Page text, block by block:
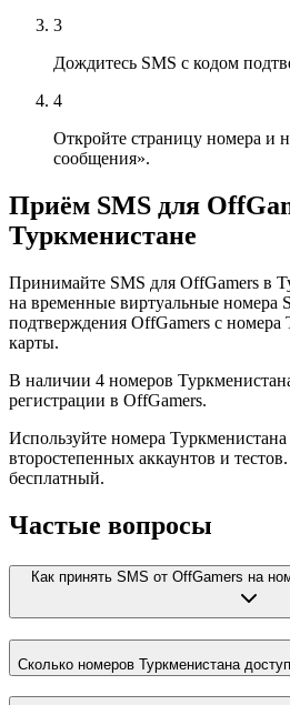
3
Дождитесь SMS с кодом
4
Откройте страницу номера и
сообщения».
Приём SMS для
Туркменистане
Принимайте SMS для OffGamers в
на временные виртуальные номера
подтверждения OffGamers с номера
карты.
В наличии 4 номеров
регистрации в OffGamers.
Используйте номера
второстепенных аккаунтов и
бесплатный.
Частые вопросы
Как принять SMS от OffGamers на
Сколько номеров Туркменистана